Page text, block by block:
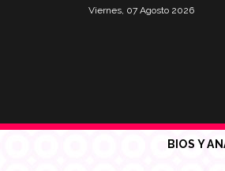
Viernes, 07 Agosto 2026
BIOS Y